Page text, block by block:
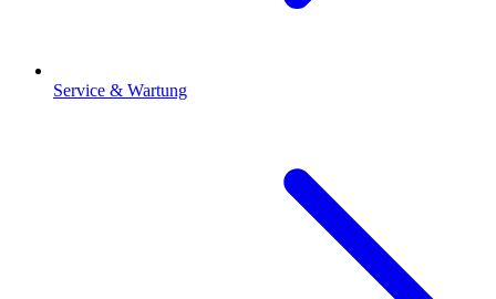
Service & Wartung